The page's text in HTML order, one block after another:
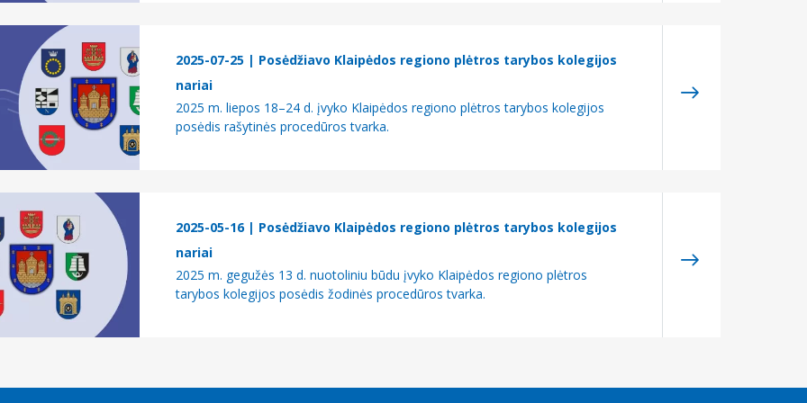
„ATEITIES KODAS:
IR SKAITMENIZACIJA“
24–25 d. vyko
Baltijos jūros regiono
renginys –
jūra dėl
24–25 d. vyko
Baltijos jūros regiono
renginys
jūra dėl
2025-07-25 | Posėdžiavo Klaipėdos regiono plėtros tarybos kolegijos
nariai
2025 m. liepos 18–24 d. įvyko Klaipėdos regiono plėtros tarybos kolegijos
posėdis rašytinės procedūros tvarka.
2025-05-16 | Posėdžiavo Klaipėdos regiono plėtros tarybos kolegijos
nariai
2025 m. gegužės 13 d. nuotoliniu būdu įvyko Klaipėdos regiono plėtros
tarybos kolegijos posėdis žodinės procedūros tvarka.